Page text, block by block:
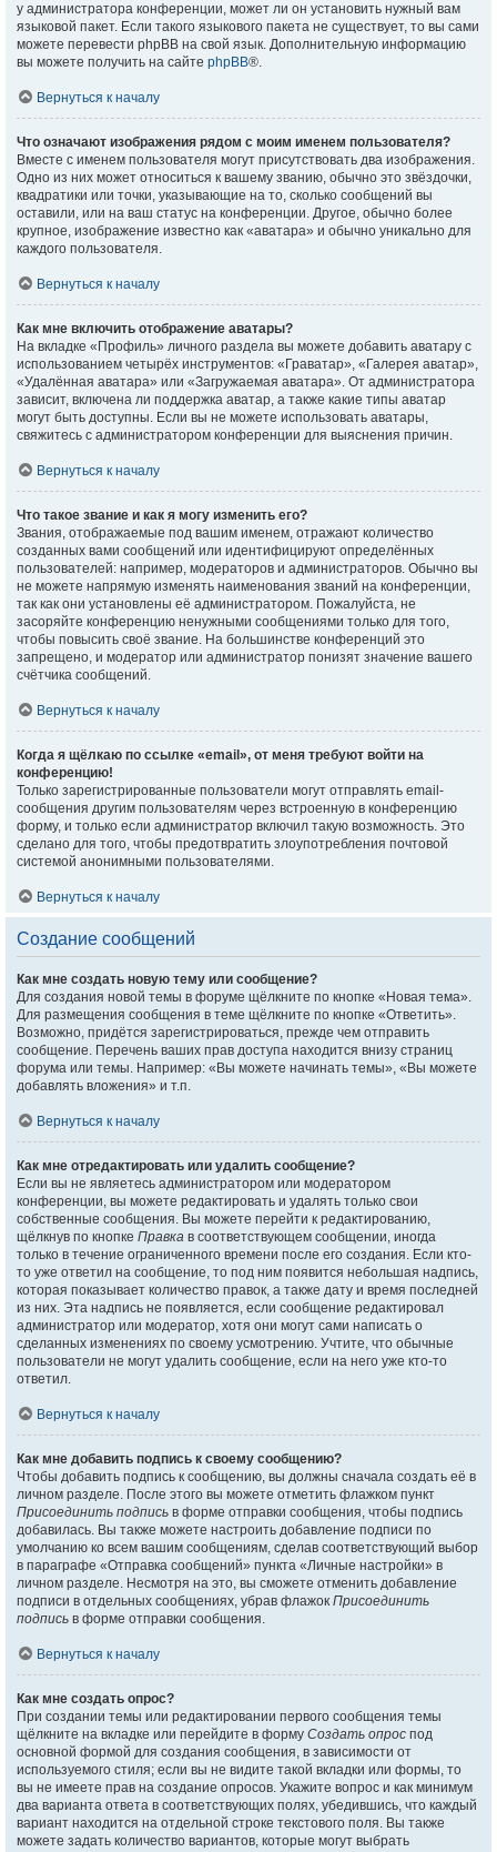
у администратора конференции, может ли он установить нужный вам
языковой пакет. Если такого языкового пакета не существует, то вы сами
можете перевести phpBB на свой язык. Дополнительную информацию
вы можете получить на сайте phpBB®.
Вернуться к началу
Что означают изображения рядом с моим именем пользователя?
Вместе с именем пользователя могут присутствовать два изображения.
Одно из них может относиться к вашему званию, обычно это звёздочки,
квадратики или точки, указывающие на то, сколько сообщений вы
оставили, или на ваш статус на конференции. Другое, обычно более
крупное, изображение известно как «аватара» и обычно уникально для
каждого пользователя.
Вернуться к началу
Как мне включить отображение аватары?
На вкладке «Профиль» личного раздела вы можете добавить аватару с
использованием четырёх инструментов: «Граватар», «Галерея аватар»,
«Удалённая аватара» или «Загружаемая аватара». От администратора
зависит, включена ли поддержка аватар, а также какие типы аватар
могут быть доступны. Если вы не можете использовать аватары,
свяжитесь с администратором конференции для выяснения причин.
Вернуться к началу
Что такое звание и как я могу изменить его?
Звания, отображаемые под вашим именем, отражают количество
созданных вами сообщений или идентифицируют определённых
пользователей: например, модераторов и администраторов. Обычно вы
не можете напрямую изменять наименования званий на конференции,
так как они установлены её администратором. Пожалуйста, не
засоряйте конференцию ненужными сообщениями только для того,
чтобы повысить своё звание. На большинстве конференций это
запрещено, и модератор или администратор понизят значение вашего
счётчика сообщений.
Вернуться к началу
Когда я щёлкаю по ссылке «email», от меня требуют войти на
конференцию!
Только зарегистрированные пользователи могут отправлять email-
сообщения другим пользователям через встроенную в конференцию
форму, и только если администратор включил такую возможность. Это
сделано для того, чтобы предотвратить злоупотребления почтовой
системой анонимными пользователями.
Вернуться к началу
Создание сообщений
Как мне создать новую тему или сообщение?
Для создания новой темы в форуме щёлкните по кнопке «Новая тема».
Для размещения сообщения в теме щёлкните по кнопке «Ответить».
Возможно, придётся зарегистрироваться, прежде чем отправить
сообщение. Перечень ваших прав доступа находится внизу страниц
форума или темы. Например: «Вы можете начинать темы», «Вы можете
добавлять вложения» и т.п.
Вернуться к началу
Как мне отредактировать или удалить сообщение?
Если вы не являетесь администратором или модератором
конференции, вы можете редактировать и удалять только свои
собственные сообщения. Вы можете перейти к редактированию,
щёлкнув по кнопке Правка в соответствующем сообщении, иногда
только в течение ограниченного времени после его создания. Если кто-
то уже ответил на сообщение, то под ним появится небольшая надпись,
которая показывает количество правок, а также дату и время последней
из них. Эта надпись не появляется, если сообщение редактировал
администратор или модератор, хотя они могут сами написать о
сделанных изменениях по своему усмотрению. Учтите, что обычные
пользователи не могут удалить сообщение, если на него уже кто-то
ответил.
Вернуться к началу
Как мне добавить подпись к своему сообщению?
Чтобы добавить подпись к сообщению, вы должны сначала создать её в
личном разделе. После этого вы можете отметить флажком пункт
Присоединить подпись в форме отправки сообщения, чтобы подпись
добавилась. Вы также можете настроить добавление подписи по
умолчанию ко всем вашим сообщениям, сделав соответствующий выбор
в параграфе «Отправка сообщений» пункта «Личные настройки» в
личном разделе. Несмотря на это, вы сможете отменить добавление
подписи в отдельных сообщениях, убрав флажок Присоединить
подпись в форме отправки сообщения.
Вернуться к началу
Как мне создать опрос?
При создании темы или редактировании первого сообщения темы
щёлкните на вкладке или перейдите в форму Создать опрос под
основной формой для создания сообщения, в зависимости от
используемого стиля; если вы не видите такой вкладки или формы, то
вы не имеете прав на создание опросов. Укажите вопрос и как минимум
два варианта ответа в соответствующих полях, убедившись, что каждый
вариант находится на отдельной строке текстового поля. Вы также
можете задать количество вариантов, которые могут выбрать